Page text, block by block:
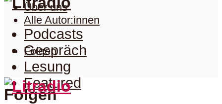
Über uns
Alle Autor:innen
Folgen
Folgen
Podcasts
Gespräch
Lesung
Featured